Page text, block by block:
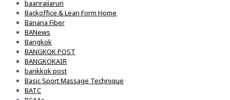
baanraiiarun
Backoffice & Lean Form Home
Banana Fiber
BANews
Bangkok
BANGKOK POST
BANGKOKAIR
bankkok post
Basic Sport Massage Technique
BATC